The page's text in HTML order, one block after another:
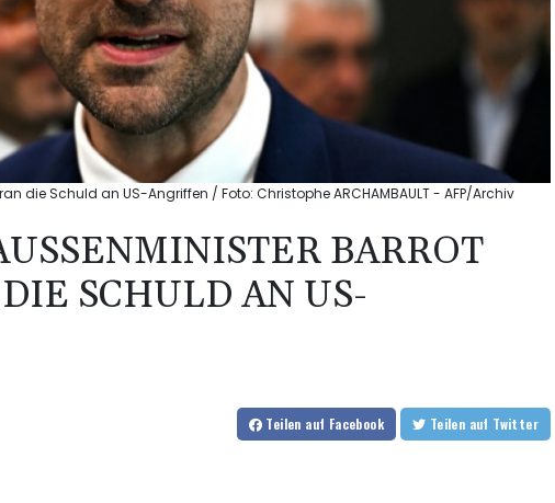
die Schuld an US-Angriffen / Foto: Christophe ARCHAMBAULT - AFP/Archiv
BARROT G
SCHULD AN US-A
Teilen auf Facebook Teilen auf Twitter